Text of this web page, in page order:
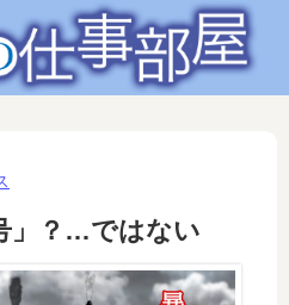
」？…ではない